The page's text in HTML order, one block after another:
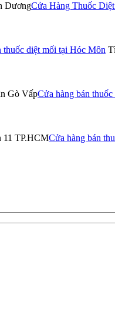
Cửa Hàng Thuốc
thuốc diệt mối tại Hóc Môn
Cửa hàng bán
Cửa hàng bán